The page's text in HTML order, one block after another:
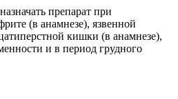
препарат при
(в анамнезе), язвенной
кишки (в анамнезе),
и в период грудного